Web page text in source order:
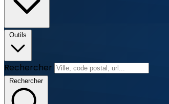
Outils
Rechercher
Rechercher